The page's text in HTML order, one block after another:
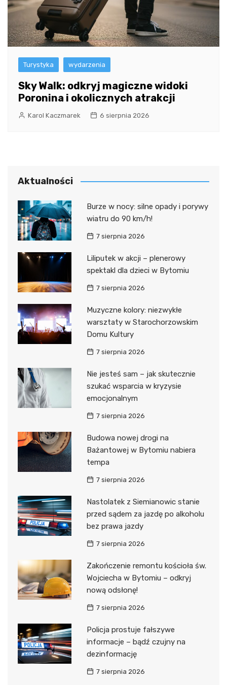
Turystyka wydarzenia
Sky Walk: odkryj magiczne widoki
Poronina i okolicznych atrakcji
Karol Kaczmarek 6 sierpnia 2026
Aktualności
Burze w nocy: silne opady i porywy
wiatru do 90 km/h!
7 sierpnia 2026
Liliputek w akcji – plenerowy
spektakl dla dzieci w Bytomiu
7 sierpnia 2026
Muzyczne kolory: niezwykłe
warsztaty w Starochorzowskim
Domu Kultury
7 sierpnia 2026
Nie jesteś sam – jak skutecznie
szukać wsparcia w kryzysie
emocjonalnym
7 sierpnia 2026
Budowa nowej drogi na
Bażantowej w Bytomiu nabiera
tempa
7 sierpnia 2026
Nastolatek z Siemianowic stanie
przed sądem za jazdę po alkoholu
bez prawa jazdy
7 sierpnia 2026
Zakończenie remontu kościoła św.
Wojciecha w Bytomiu – odkryj
nową odsłonę!
7 sierpnia 2026
Policja prostuje fałszywe
informacje – bądź czujny na
dezinformację
7 sierpnia 2026